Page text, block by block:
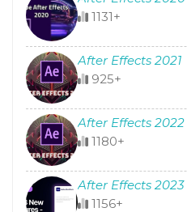
1131+
After Effects 2021
925+
After Effects 2022
1180+
After Effects 2023
1156+